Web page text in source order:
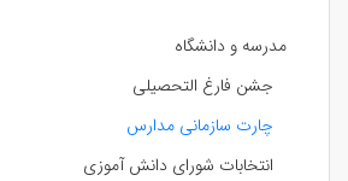
مدرسه و دانشگاه
جشن فارغ التحصیلی
چارت سازمانی مدارس
انتخابات شورای دانش آموزی